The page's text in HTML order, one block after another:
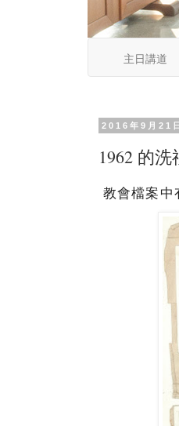
主日講道
2016年9月21
1962 的洗
教會檔案中